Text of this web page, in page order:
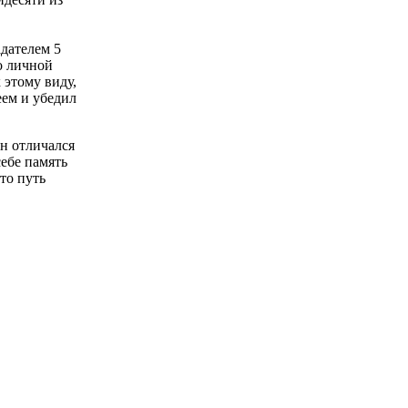
5
личной
виду,
и убедил
отличался
память
путь